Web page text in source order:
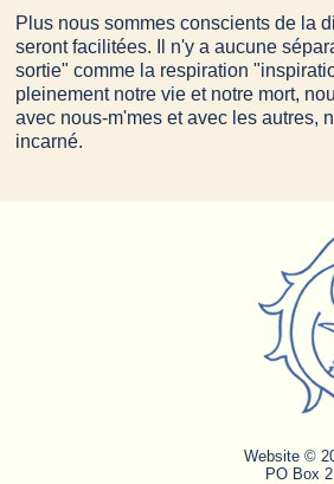
Plus nous sommes conscients de la
seront facilitées. Il n'y a aucune
sortie" comme la respiration
pleinement notre vie et notre mort,
avec nous-m'mes et avec les autres,
incarné.
Website ©
PO Box